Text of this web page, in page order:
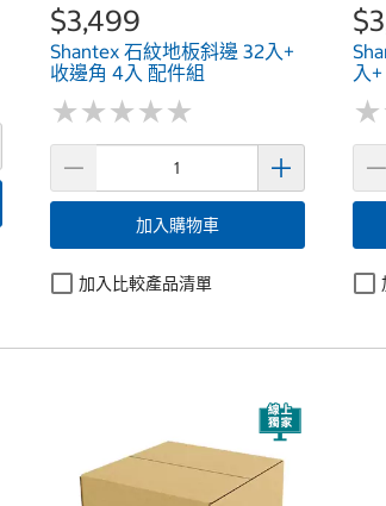
$3,499
Shantex 石紋地板斜邊 32入+
收邊角 4入 配件組
★★★★★
★★★★★
加入購物車
加入比較產品清單
入
★
★